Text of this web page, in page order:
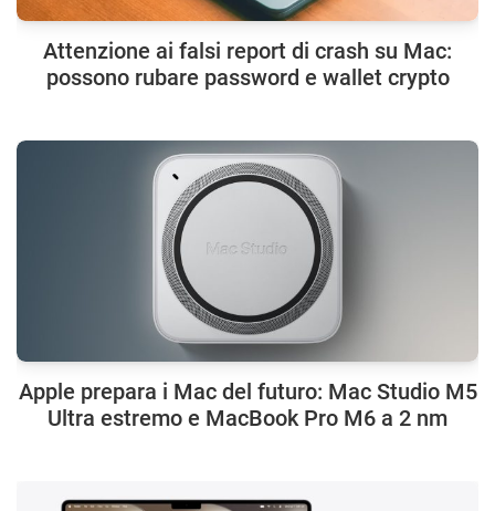
Attenzione ai falsi report di crash su Mac:
possono rubare password e wallet crypto
Apple prepara i Mac del futuro: Mac Studio M5
Ultra estremo e MacBook Pro M6 a 2 nm